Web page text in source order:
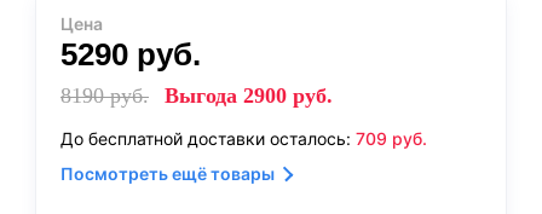
Цена
5290 руб.
8190руб. Выгода 2900 руб.
До бесплатной доставки осталось: 709 руб.
Посмотреть ещё товары